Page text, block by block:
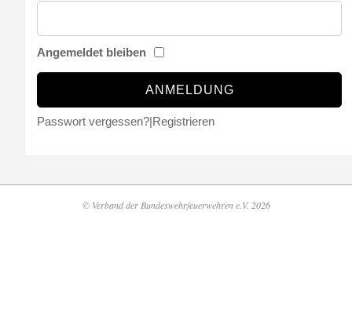
Angemeldet bleiben
Passwort vergessen?|Registrieren
© Verband der Bundeswehrfeuerwehren e.V. 2026